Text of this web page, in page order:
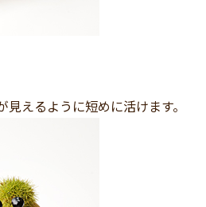
えるように短めに活けます。